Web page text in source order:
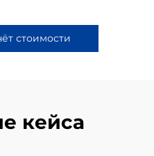
стоимости
кейса